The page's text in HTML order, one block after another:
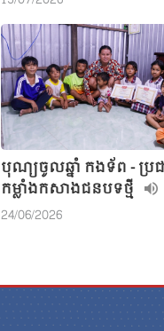
បុណ្យចូលឆ្នាំ កងទ័ព - ប្រ
កម្លាំងកសាងជនបទថ្មី
24/06/2026